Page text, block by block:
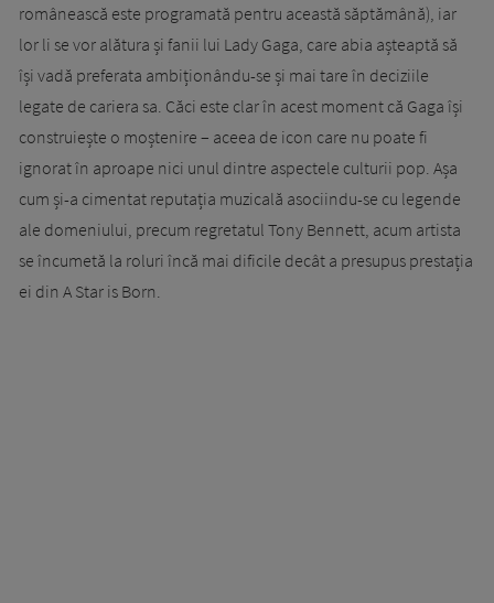
românească este programată pentru această săptămână), iar
lor li se vor alătura și fanii lui Lady Gaga, care abia așteaptă să
își vadă preferata ambiționându-se și mai tare în deciziile
legate de cariera sa. Căci este clar în acest moment că Gaga își
construiește o moștenire – aceea de icon care nu poate fi
ignorat în aproape nici unul dintre aspectele culturii pop. Așa
cum și-a cimentat reputația muzicală asociindu-se cu legende
ale domeniului, precum regretatul Tony Bennett, acum artista
se încumetă la roluri încă mai dificile decât a presupus prestația
ei din A Star is Born.